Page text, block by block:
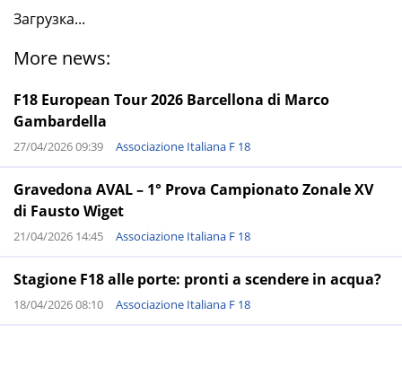
Загрузка...
More news:
F18 European Tour 2026 Barcellona di Marco
Gambardella
27/04/2026 09:39 Associazione Italiana F 18
Gravedona AVAL – 1° Prova Campionato Zonale XV
di Fausto Wiget
21/04/2026 14:45 Associazione Italiana F 18
Stagione F18 alle porte: pronti a scendere in acqua?
18/04/2026 08:10 Associazione Italiana F 18